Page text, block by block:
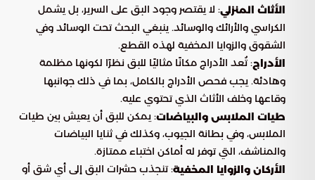
الأثاث المنزلي: لا يقتصر وجود البق على السرير، بل يشمل
الكراسي والأرائك والوسائد. ينبغي البحث تحت الوسائد وفي
الشقوق والزوايا المخفية لهذه القطع.
الأدراج: تُعد الأدراج مكانًا مثاليًا للبق نظرًا لكونها مظلمة
وهادئة. يجب فحص الأدراج بالكامل، بما في ذلك جوانبها
وقاعها وخلف الأثاث الذي تحتوي عليه.
طيات الملابس والبياضات: يمكن للبق أن يعيش بين طيات
الملابس، وفي بطانة الجيوب، وكذلك في ثنايا البياضات
والمناشف، التي توفر له أماكن اختباء ممتازة.
الأركان والزوايا المخفية: تنجذب حشرات البق إلى أي شق أو